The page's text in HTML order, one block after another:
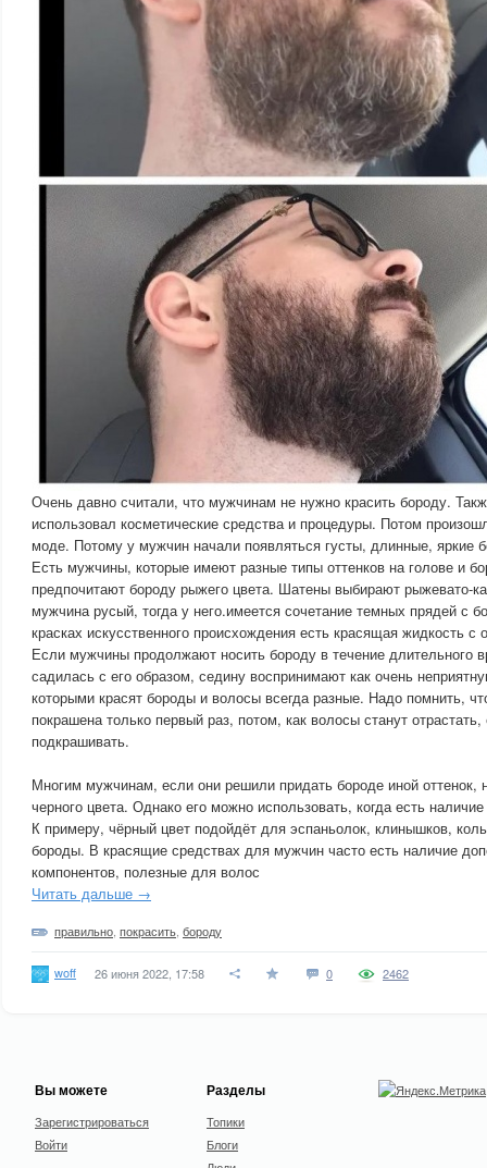
Очень давно считали, что мужчинам не нужно красить бороду.
использовал косметические средства и процедуры. Потом
моде. Потому у мужчин начали появляться густы, длинные, яркие
Есть мужчины, которые имеют разные типы оттенков на голове и
предпочитают бороду рыжего цвета. Шатены выбирают рыжевато-
мужчина русый, тогда у него.имеется сочетание темных прядей с
красках искусственного происхождения есть красящая жидкость с
Если мужчины продолжают носить бороду в течение длительного
садилась с его образом, седину воспринимают как очень
которыми красят бороды и волосы всегда разные. Надо помнить,
покрашена только первый раз, потом, как волосы станут
подкрашивать.
Многим мужчинам, если они решили придать бороде иной оттенок,
черного цвета. Однако его можно использовать, когда есть
К примеру, чёрный цвет подойдёт для эспаньолок, клинышков,
бороды. В красящие средствах для мужчин часто есть наличие
компонентов, полезные для волос
Читать дальше →
правильно покрасить бороду
woff 26 июня 2022, 17:58 0 2462
Вы можете
Зарегистрироваться
Войти
Разделы
Топики
Блоги